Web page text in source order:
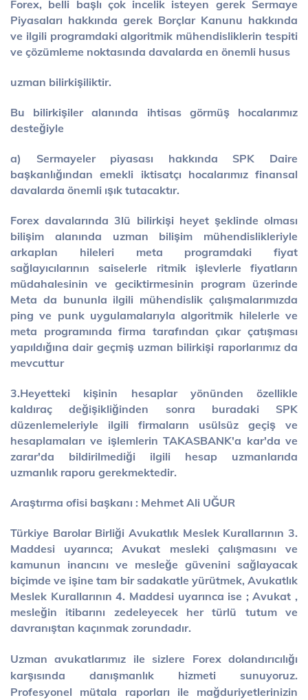
Forex, belli başlı çok incelik isteyen gerek Sermaye
Piyasaları hakkında gerek Borçlar Kanunu hakkında
ve ilgili programdaki algoritmik mühendisliklerin tespiti
ve çözümleme noktasında davalarda en önemli husus
uzman bilirkişiliktir.
Bu bilirkişiler alanında ihtisas görmüş hocalarımız
desteğiyle
a) Sermayeler piyasası hakkında SPK Daire
başkanlığından emekli iktisatçı hocalarımız finansal
davalarda önemli ışık tutacaktır.
Forex davalarında 3lü bilirkişi heyet şeklinde olması
bilişim alanında uzman bilişim mühendislikleriyle
arkaplan hileleri meta programdaki fiyat
sağlayıcılarının saiselerle ritmik işlevlerle fiyatların
müdahalesinin ve geciktirmesinin program üzerinde
Meta da bununla ilgili mühendislik çalışmalarımızda
ping ve punk uygulamalarıyla algoritmik hilelerle ve
meta programında firma tarafından çıkar çatışması
yapıldığına dair geçmiş uzman bilirkişi raporlarımız da
mevcuttur
3.Heyetteki kişinin hesaplar yönünden özellikle
kaldıraç değişikliğinden sonra buradaki SPK
düzenlemeleriyle ilgili firmaların usülsüz geçiş ve
hesaplamaları ve işlemlerin TAKASBANK'a kar'da ve
zarar'da bildirilmediği ilgili hesap uzmanlarıda
uzmanlık raporu gerekmektedir.
Araştırma ofisi başkanı : Mehmet Ali UĞUR
Türkiye Barolar Birliği Avukatlık Meslek Kurallarının 3.
Maddesi uyarınca; Avukat mesleki çalışmasını ve
kamunun inancını ve mesleğe güvenini sağlayacak
biçimde ve işine tam bir sadakatle yürütmek, Avukatlık
Meslek Kurallarının 4. Maddesi uyarınca ise ; Avukat ,
mesleğin itibarını zedeleyecek her türlü tutum ve
davranıştan kaçınmak zorundadır.
Uzman avukatlarımız ile sizlere Forex dolandırıcılığı
karşısında danışmanlık hizmeti sunuyoruz.
Profesyonel mütala raporları ile mağduriyetlerinizin